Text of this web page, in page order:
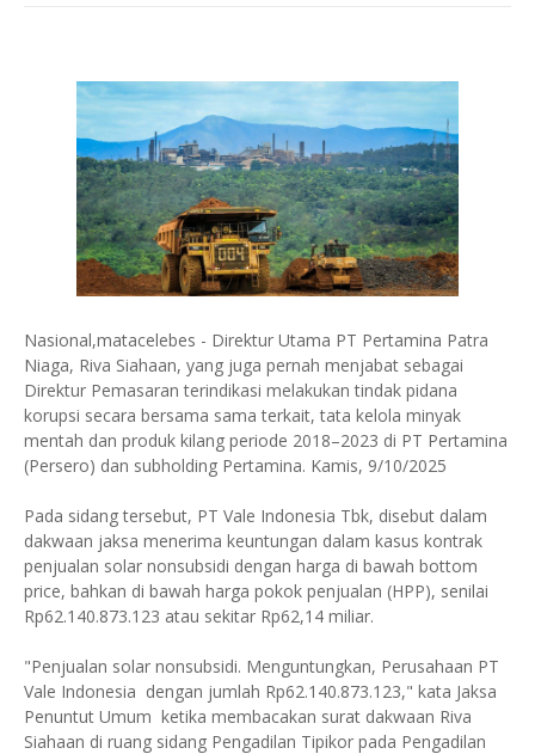
Nasional,matacelebes - Direktur Utama PT Pertamina Patra
Niaga, Riva Siahaan, yang juga pernah menjabat sebagai
Direktur Pemasaran terindikasi melakukan tindak pidana
korupsi secara bersama sama terkait, tata kelola minyak
mentah dan produk kilang periode 2018–2023 di PT Pertamina
(Persero) dan subholding Pertamina. Kamis, 9/10/2025
Pada sidang tersebut, PT Vale Indonesia Tbk, disebut dalam
dakwaan jaksa menerima keuntungan dalam kasus kontrak
penjualan solar nonsubsidi dengan harga di bawah bottom
price, bahkan di bawah harga pokok penjualan (HPP), senilai
Rp62.140.873.123 atau sekitar Rp62,14 miliar.
"Penjualan solar nonsubsidi. Menguntungkan, Perusahaan PT
Vale Indonesia dengan jumlah Rp62.140.873.123," kata Jaksa
Penuntut Umum ketika membacakan surat dakwaan Riva
Siahaan di ruang sidang Pengadilan Tipikor pada Pengadilan